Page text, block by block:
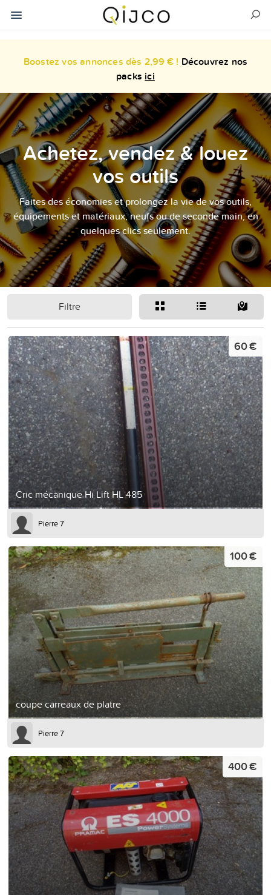
Boostez vos annonces dès 2,99 € ! Découvrez nos
packs ici
Achetez, vendez & louez
vos outils
Faites des économies et prolongez la vie de vos outils,
équipements et matériaux, neufs ou de seconde main, en
quelques clics seulement.
Filtre
Cric mécanique Hi Lift HL 485
60 €
Pierre 7
coupe carreaux de platre
100 €
Pierre 7
400 €